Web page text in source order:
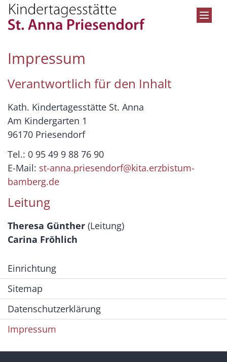
Zum Inhalt springen
Impressum
Verantwortlich für den Inhalt
Kath. Kindertagesstätte St. Anna
Am Kindergarten 1
96170 Priesendorf
Tel.: 0 95 49 9 88 76 90
E-Mail: st-anna.priesendorf@kita.erzbistum-
bamberg.de
Leitung
Theresa Günther (Leitung)
Carina Fröhlich
Einrichtung
Sitemap
Datenschutzerklärung
Impressum